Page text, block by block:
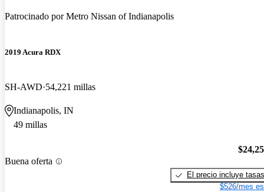
Patrocinado porMetro Nissan of Indianapolis
2019 Acura RDX
SH-AWD 54,221 millas
Indianapolis, IN
49 millas
Buena oferta
El precio incluye tasas
$526/mes